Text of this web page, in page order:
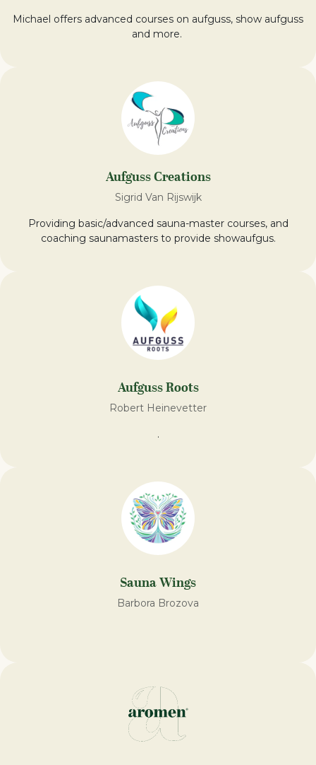
Michael offers advanced courses on aufguss, show aufguss
and more.
Aufguss Creations
Sigrid Van Rijswijk
Providing basic/advanced sauna-master courses, and
coaching saunamasters to provide showaufgus.
Aufguss Roots
Robert Heinevetter
.
Sauna Wings
Barbora Brozova